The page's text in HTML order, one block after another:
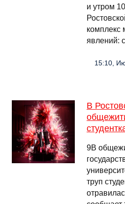
и утром
комплекс
явлений:
15:10,
В
9В
труп